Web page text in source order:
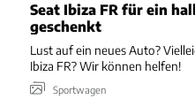
Seat Ibiza FR für ein
geschenkt
Lust auf ein neues Auto?
Ibiza FR? Wir können helfen!
Sportwagen